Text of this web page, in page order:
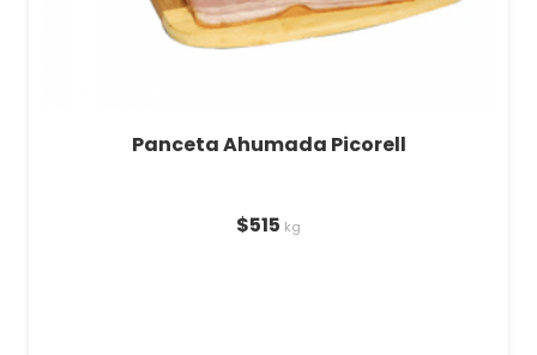
Panceta Ahumada Picorell
$515 kg